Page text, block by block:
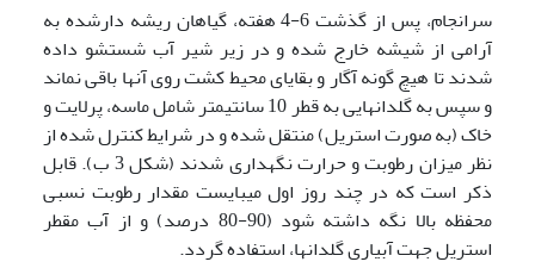
سرانجام، پس از گذشت 6-4 هفته، گیاهان ریشه دار­شده به
آرامی از شیشه خارج شده و در زیر شیر آب شستشو داده
شدند تا هیچ گونه آگار و بقایای محیط کشت روی آنها باقی نماند
و سپس به گلدانهایی به قطر 10 سانتیمتر شامل ماسه، پرلایت و
خاک (به صورت استریل) منتقل شده و در شرایط کنترل شده از
نظر میزان رطوبت و حرارت نگهداری شدند (شکل 3 ب). قابل
ذکر است که در چند روز اول می­بایست مقدار رطوبت نسبی
محفظه بالا نگه داشته شود (90-80 درصد) و از آب مقطر
استریل جهت آبیاری گلدانها، استفاده گردد.